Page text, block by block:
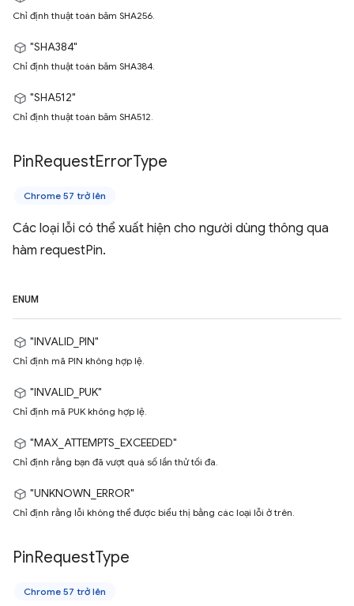
Chỉ định thuật toán băm SHA256.
"SHA384"
Chỉ định thuật toán băm SHA384.
"SHA512"
Chỉ định thuật toán băm SHA512.
PinRequestErrorType
Chrome 57 trở lên
Các loại lỗi có thể xuất hiện cho người dùng thông qua
hàm requestPin.
ENUM
"INVALID_PIN"
Chỉ định mã PIN không hợp lệ.
"INVALID_PUK"
Chỉ định mã PUK không hợp lệ.
"MAX_ATTEMPTS_EXCEEDED"
Chỉ định rằng bạn đã vượt quá số lần thử tối đa.
"UNKNOWN_ERROR"
Chỉ định rằng lỗi không thể được biểu thị bằng các loại lỗi ở trên.
PinRequestType
Chrome 57 trở lên